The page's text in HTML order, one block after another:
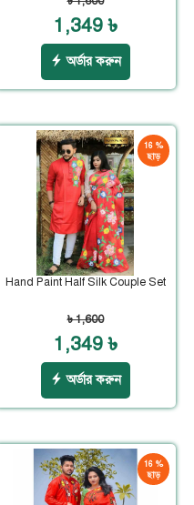
1,349 ৳
অর্ডার করুন
16 %
ছাড়
Hand Paint Half Silk Couple Set
৳ 1,600
1,349 ৳
অর্ডার করুন
16 %
ছাড়